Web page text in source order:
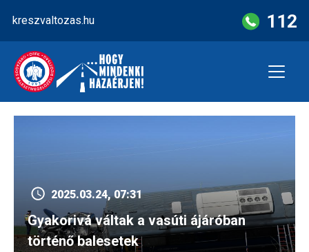
content
kreszvaltozas.hu 112
2025.03.24, 07:31
Gyakorivá váltak a vasúti ájáróban
történő balesetek